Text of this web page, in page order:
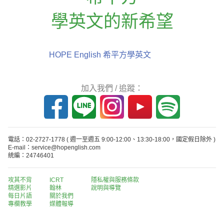
學英文的新希望
HOPE English 希平方學英文
加入我們 / 追蹤：
電話：02-2727-1778 ( 週一至週五 9:00-12:00、13:30-18:00，國定假日除外 )
E-mail：service@hopenglish.com
統編：24746401
攻其不背
精選影片
每日片語
專欄教學
ICRT
翰林
關於我們
媒體報導
隱私權與服務條款
說明與導覽